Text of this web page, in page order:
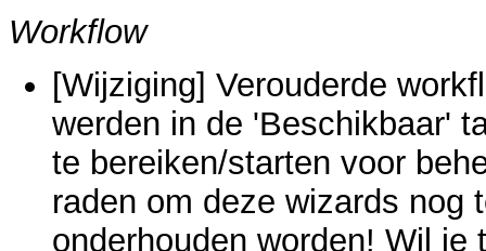
Workflow
[Wijziging] Verouderde
werden in de 'Beschikbaar'
te bereiken/starten voor
raden om deze wizards nog
onderhouden worden! Wil